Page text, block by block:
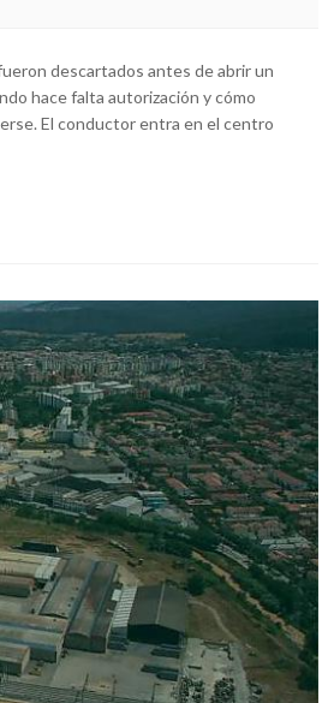
descartados antes de abrir un
hace falta autorización y cómo
El conductor entra en el centro